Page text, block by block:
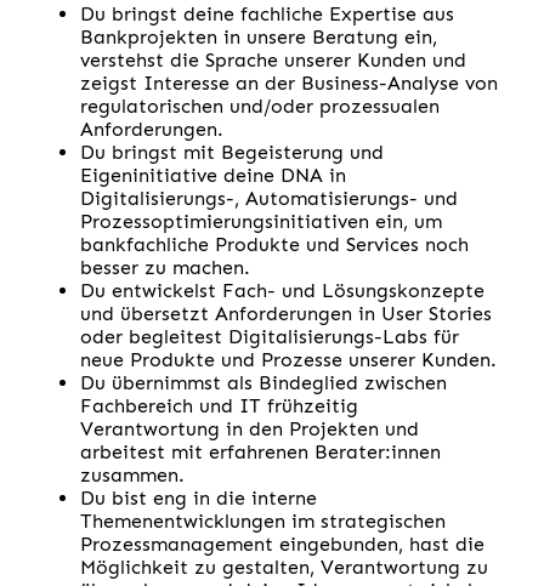
Du bringst deine fachliche Expertise aus
Bankprojekten in unsere Beratung ein,
verstehst die Sprache unserer Kunden und
zeigst Interesse an der Business-Analyse von
regulatorischen und/oder prozessualen
Anforderungen.
Du bringst mit Begeisterung und
Eigeninitiative deine DNA in
Digitalisierungs-, Automatisierungs- und
Prozessoptimierungsinitiativen ein, um
bankfachliche Produkte und Services noch
besser zu machen.
Du entwickelst Fach- und Lösungskonzepte
und übersetzt Anforderungen in User Stories
oder begleitest Digitalisierungs-Labs für
neue Produkte und Prozesse unserer Kunden.
Du übernimmst als Bindeglied zwischen
Fachbereich und IT frühzeitig
Verantwortung in den Projekten und
arbeitest mit erfahrenen Berater:innen
zusammen.
Du bist eng in die interne
Themenentwicklungen im strategischen
Prozessmanagement eingebunden, hast die
Möglichkeit zu gestalten, Verantwortung zu